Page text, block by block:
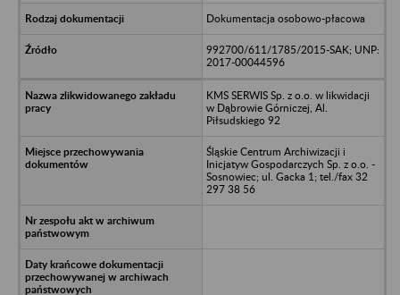
Dokumentacja osobowo-płacowa
992700/611/1785/2015-SAK; UNP:
2017-00044596
KMS SERWIS Sp. z o.o. w likwidacji
w Dąbrowie Górniczej, Al.
Piłsudskiego 92
Śląskie Centrum Archiwizacji i
Inicjatyw Gospodarczych Sp. z o.o. -
Sosnowiec; ul. Gacka 1; tel./fax 32
297 38 56